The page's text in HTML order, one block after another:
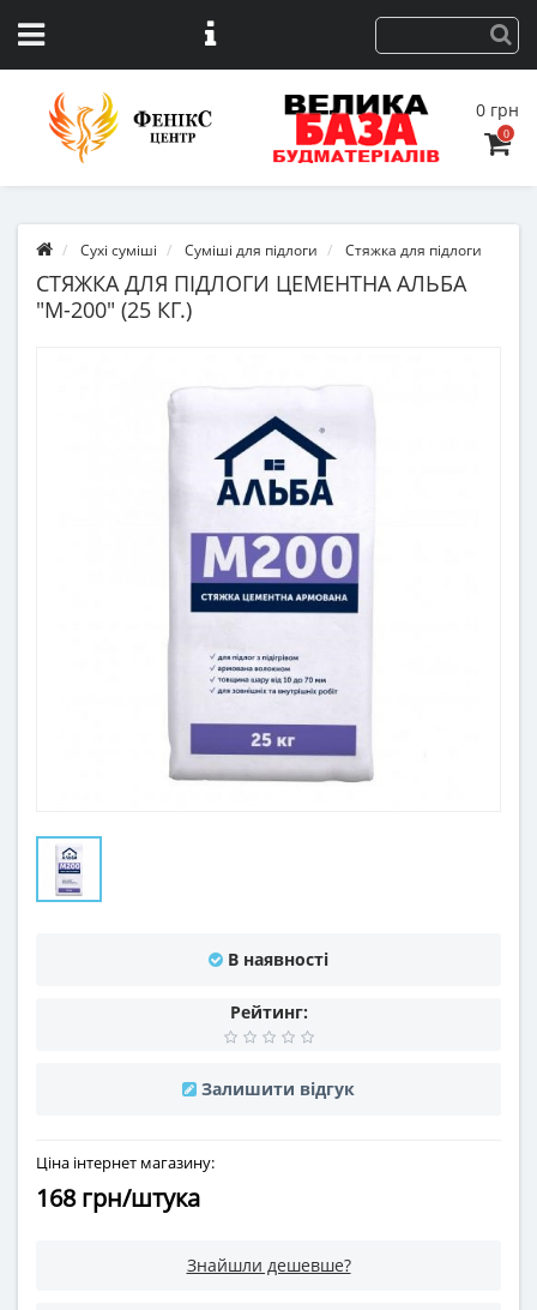
0 грн
0
Сухі суміші Суміші для підлоги Стяжка для підлоги
СТЯЖКА ДЛЯ ПІДЛОГИ ЦЕМЕНТНА АЛЬБА
"М-200" (25 КГ.)
В наявності
Рейтинг:
Залишити відгук
Ціна інтернет магазину:
168 грн/штука
Знайшли дешевше?